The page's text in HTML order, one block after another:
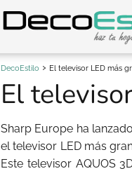
DecoEstilo El televisor LED más
El
Sharp Europe ha
el televisor LED más
Este televisor AQUOS